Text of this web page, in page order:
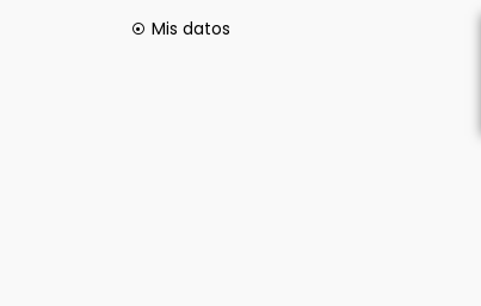
Mis datos